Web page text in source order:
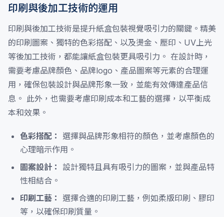
印刷與後加工技術的運用
印刷與後加工技術是提升紙盒包裝視覺吸引力的關鍵。精美
的印刷圖案、獨特的色彩搭配、以及燙金、壓印、UV上光
等後加工技術，都能讓紙盒包裝更具吸引力。 在設計時，
需要考慮品牌顏色、品牌logo、產品圖案等元素的合理運
用，確保包裝設計與品牌形象一致，並能有效傳達產品信
息。 此外，也需要考慮印刷成本和工藝的選擇，以平衡成
本和效果。
色彩搭配：
選擇與品牌形象相符的顏色，並考慮顏色的
心理暗示作用。
圖案設計：
設計獨特且具有吸引力的圖案，並與產品特
性相結合。
印刷工藝：
選擇合適的印刷工藝，例如柔版印刷、膠印
等，以確保印刷質量。